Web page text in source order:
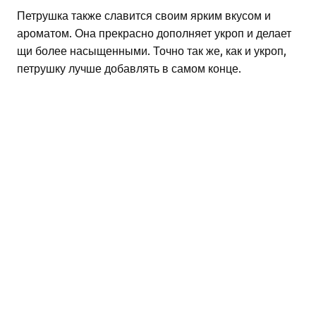
Петрушка также славится своим ярким вкусом и
ароматом. Она прекрасно дополняет укроп и делает
щи более насыщенными. Точно так же, как и укроп,
петрушку лучше добавлять в самом конце.